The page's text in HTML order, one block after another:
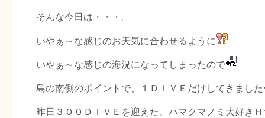
そんな今日は・・・。
いやぁ～な感じのお天気に合わせるように
いやぁ～な感じの海況になってしまったので
島の南側のポイントで、１ＤＩＶＥだけしてきました
昨日３００ＤＩＶＥを迎えた、ハマクマノミ大好き